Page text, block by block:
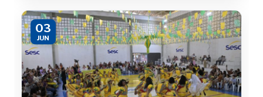
03
JUN